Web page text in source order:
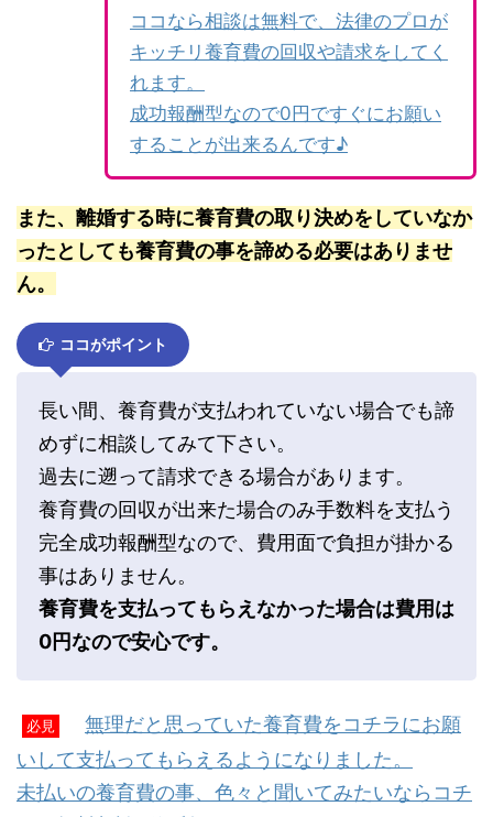
ココなら相談は無料で、法律のプロが
キッチリ養育費の回収や請求をしてく
れます。
成功報酬型なので0円ですぐにお願い
することが出来るんです♪
また、離婚する時に養育費の取り決めをしていなか
ったとしても養育費の事を諦める必要はありませ
ん。
ココがポイント
長い間、養育費が支払われていない場合でも諦
めずに相談してみて下さい。
過去に遡って請求できる場合があります。
養育費の回収が出来た場合のみ手数料を支払う
完全成功報酬型なので、費用面で負担が掛かる
事はありません。
養育費を支払ってもらえなかった場合は費用は
0円なので安心です。
必見
無理だと思っていた養育費をコチラにお願
いして支払ってもらえるようになりました。
未払いの養育費の事、色々と聞いてみたいならコチ